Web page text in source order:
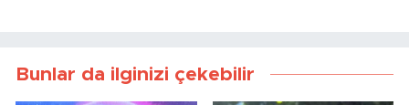
Bunlar da ilginizi çekebilir